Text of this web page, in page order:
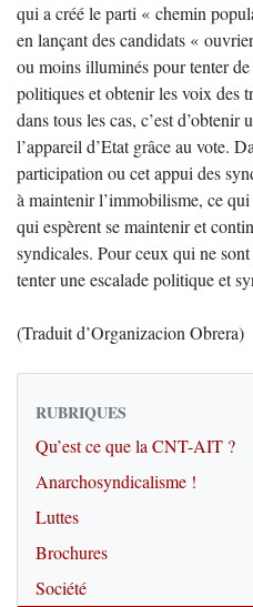
qui a créé le parti « chemin
en lançant des candidats «
ou moins illuminés pour tenter
politiques et obtenir les voix des
dans tous les cas, c’est
l’appareil d’Etat grâce au vote.
participation ou cet appui des
à maintenir l’immobilisme, ce qui
qui espèrent se maintenir et
syndicales. Pour ceux qui ne
tenter une escalade politique et
(Traduit d’Organizacion Obrera)
RUBRIQUES
Qu’est ce que la CNT-AIT ?
Anarchosyndicalisme !
Luttes
Brochures
Société